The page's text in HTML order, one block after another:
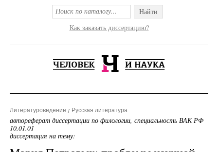
Найти
Как заказать диссертацию?
Литературоведение Русская литература
автореферат диссертации по филологии, специальность ВАК РФ
10.01.01
диссертация на тему: